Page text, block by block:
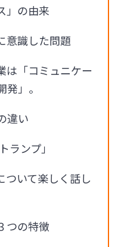
」の由来
意識した問題
は「コミュニケー
」。
違い
ランプ」
ついて楽しく話し
つの特徴